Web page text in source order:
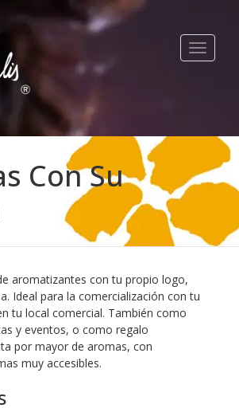
Toggle
Con Su
aromatizantes con tu propio logo,
Ideal para la comercialización con tu
tu local comercial. También como
y eventos, o como regalo
por mayor de aromas, con
muy accesibles.